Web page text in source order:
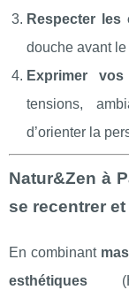
Respecter les
douche avant le
Exprimer
tensions,
d’orienter la
Natur&Zen à
se recentrer
En combinant
esthétiques